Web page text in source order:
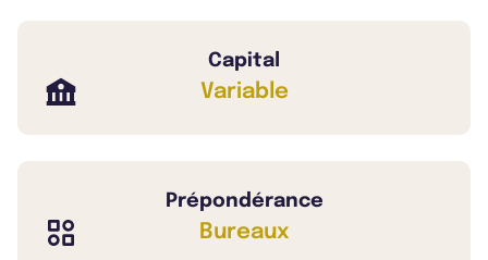
Capital
Variable
Prépondérance
Bureaux